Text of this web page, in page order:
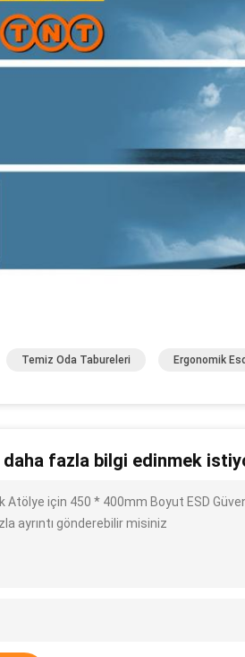
Temiz Oda Tabureleri Ergonomik
daha fazla bilgi edinmek
Atölye için 450 * 400mm Boyut ESD
ayrıntı gönderebilir misiniz